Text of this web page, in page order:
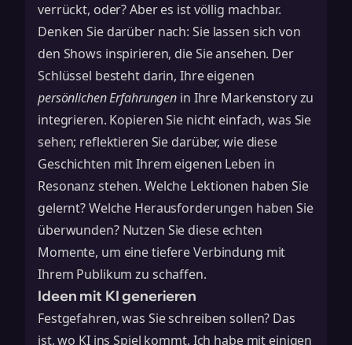
verrückt, oder? Aber es ist völlig machbar.
Denken Sie darüber nach: Sie lassen sich von
den Shows inspirieren, die Sie ansehen. Der
Schlüssel besteht darin, Ihre eigenen
persönlichen Erfahrungen in Ihre Markenstory zu
integrieren. Kopieren Sie nicht einfach, was Sie
sehen; reflektieren Sie darüber, wie diese
Geschichten mit Ihrem eigenen Leben in
Resonanz stehen. Welche Lektionen haben Sie
gelernt? Welche Herausforderungen haben Sie
überwunden? Nutzen Sie diese echten
Momente, um eine tiefere Verbindung mit
Ihrem Publikum zu schaffen.
Ideen mit KI generieren
Festgefahren, was Sie schreiben sollen? Das
ist, wo KI ins Spiel kommt. Ich habe mit einigen